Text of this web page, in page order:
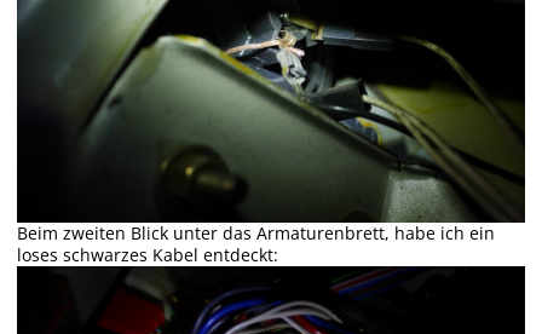
Beim zweiten Blick unter das Armaturenbrett, habe ich ein
loses schwarzes Kabel entdeckt: